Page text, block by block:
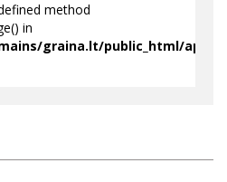
method
in
graina.lt/public_html/